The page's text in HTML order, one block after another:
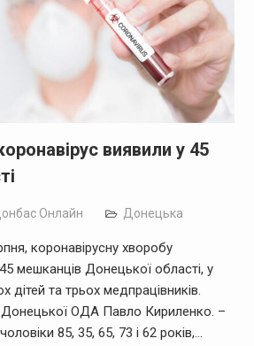
виявили у 45
Онлайн Донецька
коронавірусну хворобу
мешканців Донецької області, у
дітей та трьох медпрацівників.
ОДА Павло Кириленко. –
85, 35, 65, 73 і 62 років,…